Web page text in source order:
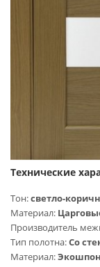
Технические
Тон:cветло-
Материал:
Производитель
Тип полотна:Со
Материал:Экошпон